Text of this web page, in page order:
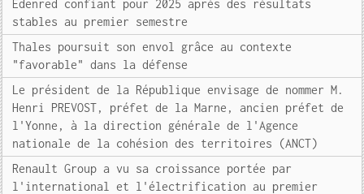
Edenred confiant pour 2025 après des résultats
stables au premier semestre
Thales poursuit son envol grâce au contexte
"favorable" dans la défense
Le président de la République envisage de nommer M.
Henri PREVOST, préfet de la Marne, ancien préfet de
l'Yonne, à la direction générale de l'Agence
nationale de la cohésion des territoires (ANCT)
Renault Group a vu sa croissance portée par
l'international et l'électrification au premier